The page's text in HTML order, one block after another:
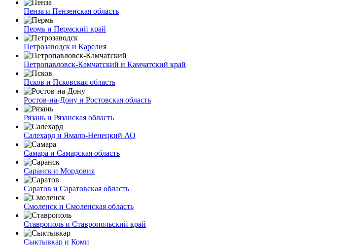
Пенза и Пензенская область
Пермь и Пермский край
Петрозаводск и Карелия
Петропавловск-Камчатский и Камчатский край
Псков и Псковская область
Ростов-на-Дону и Ростовская область
Рязань и Рязанская область
Салехард и Ямало-Ненецкий АО
Самара и Самарская область
Саранск и Мордовия
Саратов и Саратовская область
Смоленск и Смоленская область
Ставрополь и Ставропольский край
Сыктывкар и Коми